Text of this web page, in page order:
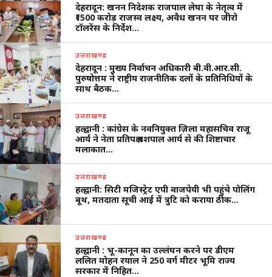
देहरादून: खनन निदेशक राजपाल लेघा के नेतृत्व में
₹1500 करोड़ राजस्व लक्ष्य, अवैध खनन पर जीरो
टॉलरेंस के निर्देश…
उत्तराखण्ड
देहरादून : मुख्य निर्वाचन अधिकारी बी.वी.आर.सी.
पुरुषोत्तम ने राष्ट्रीय राजनीतिक दलों के प्रतिनिधियों के
साथ बैठक…
उत्तराखण्ड
हल्द्वानी : कांग्रेस के नवनियुक्त ज़िला महासचिव राजू
आर्य ने नेता प्रतिपक्ष यशपाल आर्य से की शिष्टाचार
मलाकात…
उत्तराखण्ड
हल्द्वानी: सिटी मजिस्ट्रेट एपी वाजपेयी भी पहुंचे पोलिंग
बूथ, मतदाता सूची आई में त्रुटि को कराया ठीक…
उत्तराखण्ड
हल्द्वानी : भू-कानून का उल्लंघन करने पर डीएम
ललित मोहन रयाल ने 250 वर्ग मीटर भूमि राज्य
सरकार में निहित…